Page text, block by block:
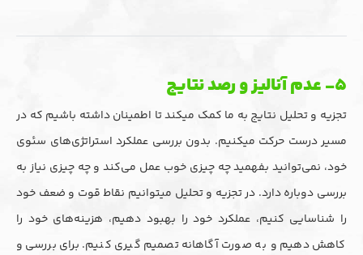
۵- عدم آنالیز و رصد نتایج
تجزیه و تحلیل نتایج به ما کمک میکند تا اطمینان داشته باشیم که در
مسیر درست حرکت میکنیم. بدون بررسی عملکرد استراتژی‌های سئوی
خود، نمی‌توانید بفهمید چه چیزی خوب عمل می‌کند و چه چیزی نیاز به
بررسی دوباره دارد. در تجزیه و تحلیل میتوانیم نقاط قوت و ضعف خود
را شناسایی کنیم، عملکرد خود را بهبود دهیم، هزینه‌های خود را
کاهش دهیم و به صورت آگاهانه تصمیم گیری کنیم. برای بررسی و